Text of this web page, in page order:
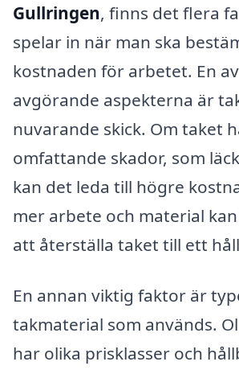
Gullringen, finns det flera
spelar in när man ska
kostnaden för arbetet. En
avgörande aspekterna är
nuvarande skick. Om taket
omfattande skador, som
kan det leda till högre
mer arbete och material
att återställa taket till ett
En annan viktig faktor är
takmaterial som används.
har olika prisklasser och